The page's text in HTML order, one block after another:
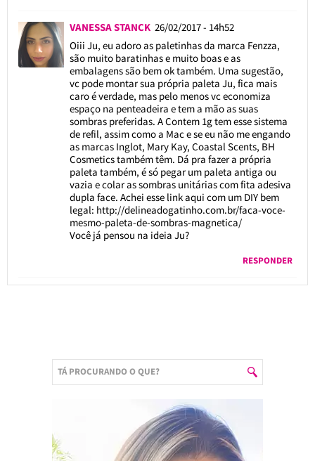
VANESSA STANCK 26/02/2017 - 14h52
Oiii Ju, eu adoro as paletinhas da marca Fenzza,
são muito baratinhas e muito boas e as
embalagens são bem ok também. Uma sugestão,
vc pode montar sua própria paleta Ju, fica mais
caro é verdade, mas pelo menos vc economiza
espaço na penteadeira e tem a mão as suas
sombras preferidas. A Contem 1g tem esse sistema
de refil, assim como a Mac e se eu não me engando
as marcas Inglot, Mary Kay, Coastal Scents, BH
Cosmetics também têm. Dá pra fazer a própria
paleta também, é só pegar um paleta antiga ou
vazia e colar as sombras unitárias com fita adesiva
dupla face. Achei esse link aqui com um DIY bem
legal: http://delineadogatinho.com.br/faca-voce-
mesmo-paleta-de-sombras-magnetica/
Você já pensou na ideia Ju?
RESPONDER